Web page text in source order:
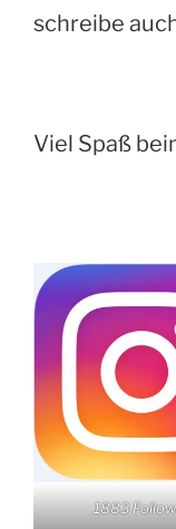
schreibe
Viel Spaß
1883